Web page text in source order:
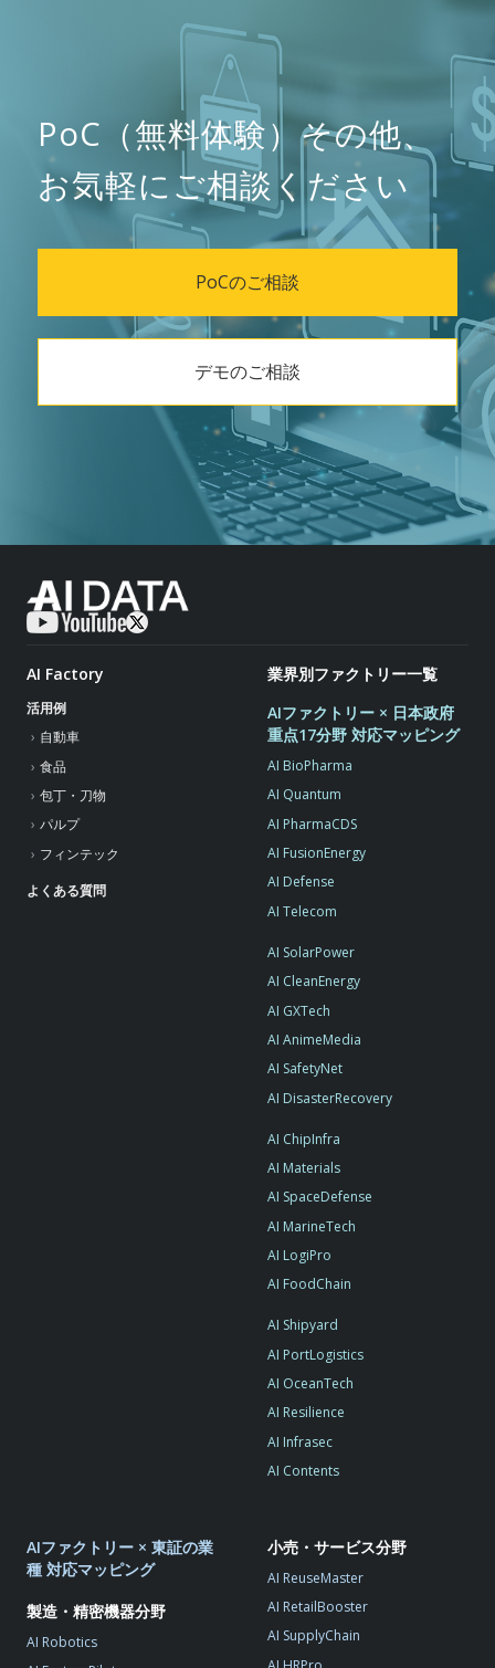
PoC（無料体験）その他、
お気軽にご相談ください
PoCのご相談
デモのご相談
AI Factory
活用例
自動車
食品
包丁・刀物
パルプ
フィンテック
よくある質問
業界別ファクトリー一覧
AIファクトリー × 日本政府
重点17分野 対応マッピング
AI BioPharma
AI Quantum
AI PharmaCDS
AI FusionEnergy
AI Defense
AI Telecom
AI SolarPower
AI CleanEnergy
AI GXTech
AI AnimeMedia
AI SafetyNet
AI DisasterRecovery
AI ChipInfra
AI Materials
AI SpaceDefense
AI MarineTech
AI LogiPro
AI FoodChain
AI Shipyard
AI PortLogistics
AI OceanTech
AI Resilience
AI Infrasec
AI Contents
AIファクトリー × 東証の業
種 対応マッピング
製造・精密機器分野
AI Robotics
小売・サービス分野
AI ReuseMaster
AI RetailBooster
AI SupplyChain